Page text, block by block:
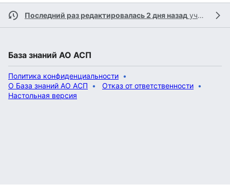
Последний раз редактировалась 2 дня назад участником
База знаний АО АСП
Политика конфиденциальности
О База знаний АО АСП
Отказ от ответственности
Настольная версия